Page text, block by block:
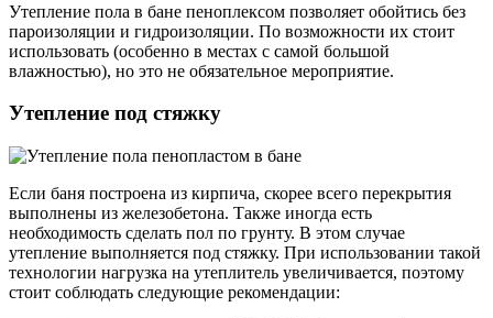
Утепление пола в бане пеноплексом позволяет обойтись без
пароизоляции и гидроизоляции. По возможности их стоит
использовать (особенно в местах с самой большой
влажностью), но это не обязательное мероприятие.
Утепление под стяжку
Если баня построена из кирпича, скорее всего перекрытия
выполнены из железобетона. Также иногда есть
необходимость сделать пол по грунту. В этом случае
утепление выполняется под стяжку. При использовании такой
технологии нагрузка на утеплитель увеличивается, поэтому
стоит соблюдать следующие рекомендации: